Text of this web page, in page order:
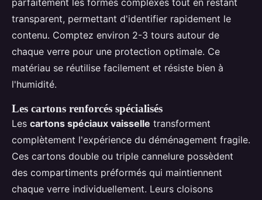
transparent, permettant d'identifier rapidement le
contenu. Comptez environ 2-3 tours autour de
chaque verre pour une protection optimale. Ce
matériau se réutilise facilement et résiste bien à
l'humidité.
Les cartons renforcés spécialisés
Les cartons spéciaux vaisselle transforment
complètement l'expérience du déménagement fragile.
Ces cartons double ou triple cannelure possèdent
des compartiments préformés qui maintiennent
chaque verre individuellement. Leurs cloisons